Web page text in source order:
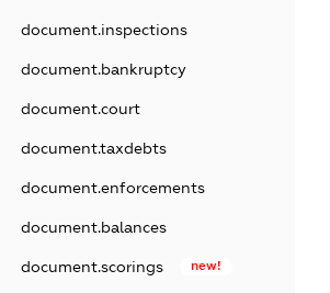
document.inspections
document.bankruptcy
document.court
document.taxdebts
document.enforcements
document.balances
document.scorings new!